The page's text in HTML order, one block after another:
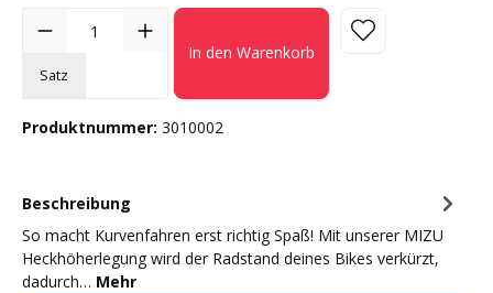
Satz
In den Warenkorb
Produktnummer: 3010002
Beschreibung
So macht Kurvenfahren erst richtig Spaß! Mit unserer MIZU
Heckhöherlegung wird der Radstand deines Bikes verkürzt,
dadurch… Mehr